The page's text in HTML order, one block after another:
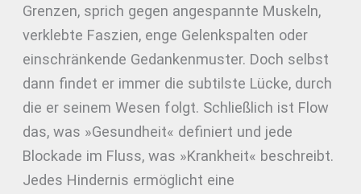
Grenzen, sprich gegen angespannte Muskeln,
verklebte Faszien, enge Gelenkspalten oder
einschränkende Gedankenmuster. Doch selbst
dann findet er immer die subtilste Lücke, durch
die er seinem Wesen folgt. Schließlich ist Flow
das, was »Gesundheit« definiert und jede
Blockade im Fluss, was »Krankheit« beschreibt.
Jedes Hindernis ermöglicht eine